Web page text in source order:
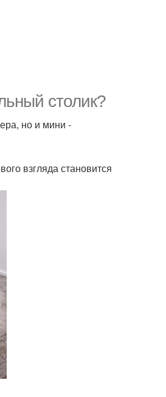
столик?
но и мини -
взгляда становится